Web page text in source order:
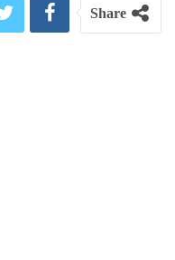
Share